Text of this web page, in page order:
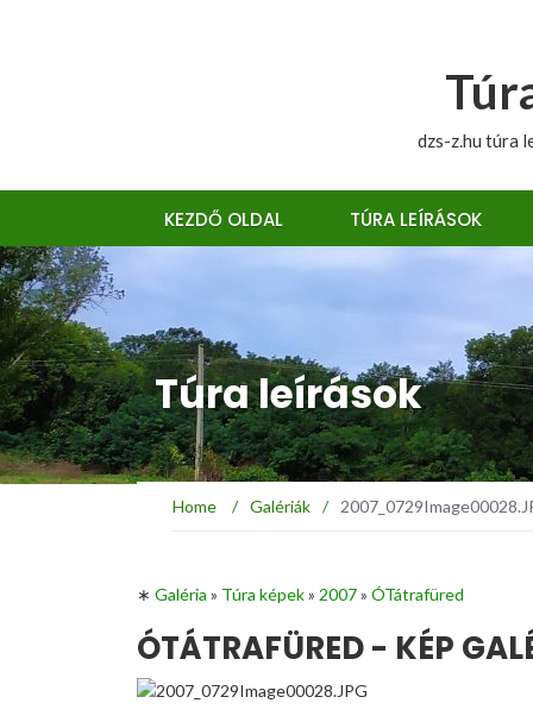
dzs-z.hu túra
KEZDŐ OLDAL TÚRA LEÍRÁSOK
Túra leírások
Home / Galériák /
∗ Galéria » Túra képek» 2007» ÓTátrafüred
ÓTÁTRAFÜRED - KÉP